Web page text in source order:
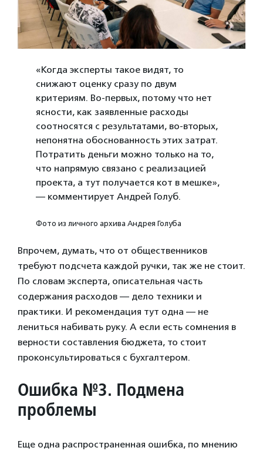
«Когда эксперты такое видят, то
снижают оценку сразу по двум
критериям. Во-первых, потому что нет
ясности, как заявленные расходы
соотносятся с результатами, во-вторых,
непонятна обоснованность этих затрат.
Потратить деньги можно только на то,
что напрямую связано с реализацией
проекта, а тут получается кот в мешке»,
— комментирует Андрей Голуб.
Фото из личного архива Андрея Голуба
Впрочем, думать, что от общественников
требуют подсчета каждой ручки, так же не стоит.
По словам эксперта, описательная часть
содержания расходов — дело техники и
практики. И рекомендация тут одна — не
лениться набивать руку. А если есть сомнения в
верности составления бюджета, то стоит
проконсультироваться с бухгалтером.
Ошибка №3. Подмена
проблемы
Еще одна распространенная ошибка, по мнению